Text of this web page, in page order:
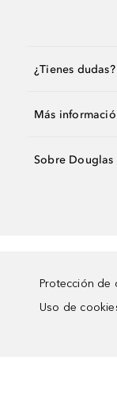
¿Tienes dudas?
Más
Sobre Douglas
Protección de
Uso de